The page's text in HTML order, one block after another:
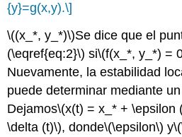
{y}=g(x,y).\]
\((x_*, y_*)\)Se dice que el
(\eqref{eq:2}\) si\(f(x_*, y_*) =
Nuevamente, la estabilidad
puede determinar mediante
Dejamos\(x(t) = x_* + \epsilon
\delta (t)\), donde\(\epsilon\) y